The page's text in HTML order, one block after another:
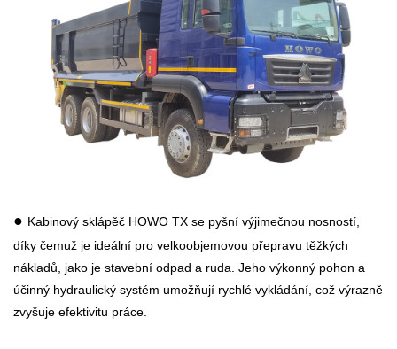
● Kabinový sklápěč HOWO TX se pyšní výjimečnou nosností,
díky čemuž je ideální pro velkoobjemovou přepravu těžkých
nákladů, jako je stavební odpad a ruda. Jeho výkonný pohon a
účinný hydraulický systém umožňují rychlé vykládání, což výrazně
zvyšuje efektivitu práce.